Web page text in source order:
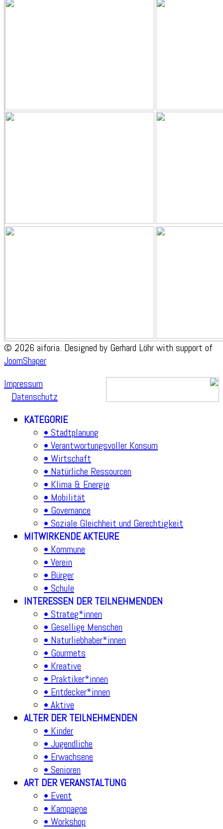
© 2026 aiforia. Designed by Gerhard Löhr with support of
JoomShaper
Impressum
Datenschutz
KATEGORIE
• Stadtplanung
• Verantwortungsvoller Konsum
• Wirtschaft
• Natürliche Ressourcen
• Klima & Energie
• Mobilität
• Governance
• Soziale Gleichheit und Gerechtigkeit
MITWIRKENDE AKTEURE
• Kommune
• Verein
• Bürger
• Schule
INTERESSEN DER TEILNEHMENDEN
• Strateg*innen
• Gesellige Menschen
• Naturliebhaber*innen
• Gourmets
• Kreative
• Praktiker*innen
• Entdecker*innen
• Aktive
ALTER DER TEILNEHMENDEN
• Kinder
• Jugendliche
• Erwachsene
• Senioren
ART DER VERANSTALTUNG
• Event
• Kampagne
• Workshop